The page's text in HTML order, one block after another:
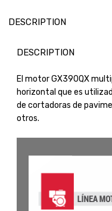
DESCRIPTION
DESCRIPTION
El motor GX390QX
horizontal que es
de cortadoras de
otros.